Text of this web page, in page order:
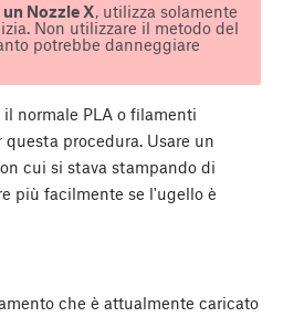
Nozzle X, utilizza solamente
Non utilizzare il metodo del
potrebbe danneggiare
normale PLA o filamenti
procedura. Usare un
cui si stava stampando di
più facilmente se l'ugello è
che è attualmente caricato